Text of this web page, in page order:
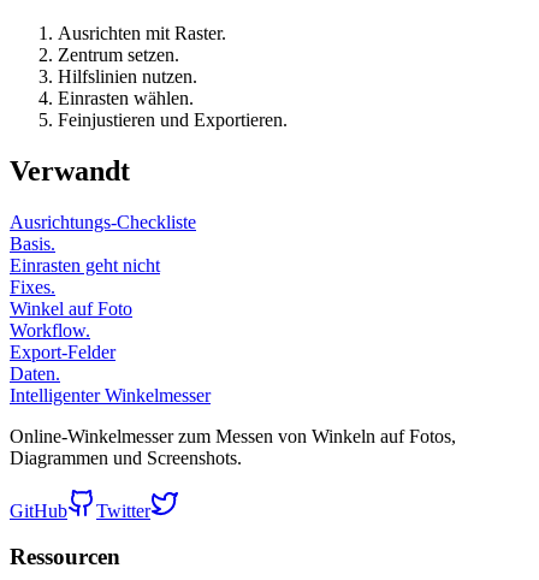
Ausrichten mit Raster.
Zentrum setzen.
Hilfslinien nutzen.
Einrasten wählen.
Feinjustieren und Exportieren.
Verwandt
Ausrichtungs-Checkliste
Basis.
Einrasten geht nicht
Fixes.
Winkel auf Foto
Workflow.
Export-Felder
Daten.
Intelligenter Winkelmesser
Online-Winkelmesser zum Messen von Winkeln auf Fotos,
Diagrammen und Screenshots.
GitHub Twitter
Ressourcen